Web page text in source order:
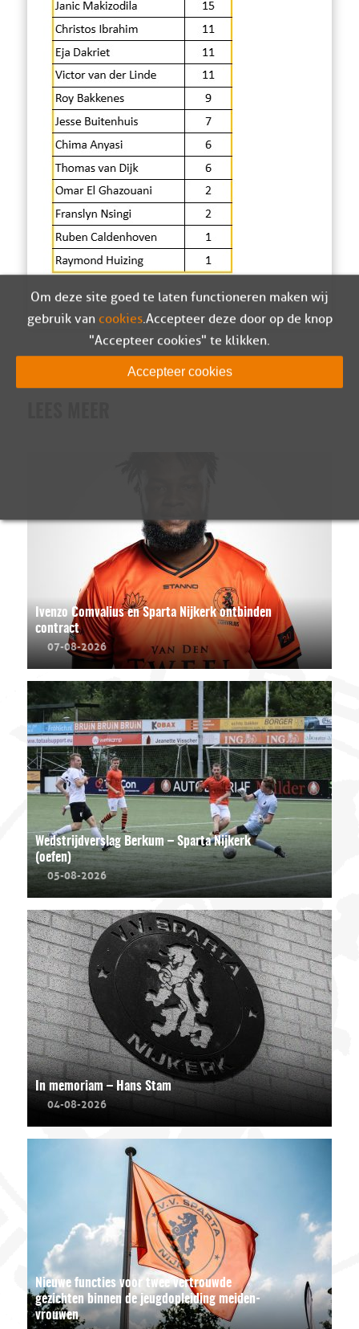
Ivenzo Comvalius en Sparta Nijkerk ontbinden
contract
07-08-2026
Wedstrijdverslag Berkum – Sparta Nijkerk
(oefen)
05-08-2026
In memoriam – Hans Stam
04-08-2026
Nieuwe functies voor twee vertrouwde
gezichten binnen de jeugdopleiding meiden-
vrouwen
Om deze site goed te laten functioneren maken wij
gebruik van cookies. Accepteer deze door op de knop
"Accepteer cookies" te klikken.
Accepteer cookies